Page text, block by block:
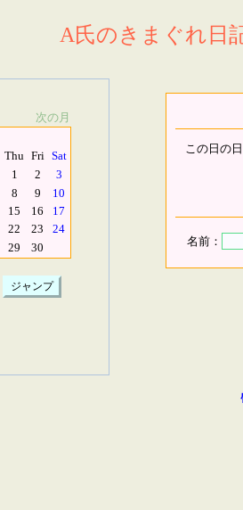
A氏のきまぐれ日
次の月
Thu Fri Sat
1
2
3
8 9
10
15 16
17
22 23
24
29 30
この日の
名前：